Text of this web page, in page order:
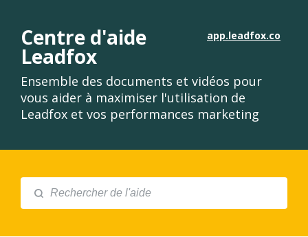
app.leadfox.co
Centre d'aide
Leadfox
Ensemble des documents et vidéos pour
vous aider à maximiser l'utilisation de
Leadfox et vos performances marketing